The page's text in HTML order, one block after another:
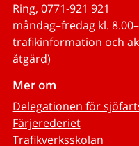
Ring, 0771-921 921
måndag–fredag kl.
trafikinformation och
åtgärd)
Mer om
Delegationen för
Färjerederiet
Trafikverksskolan